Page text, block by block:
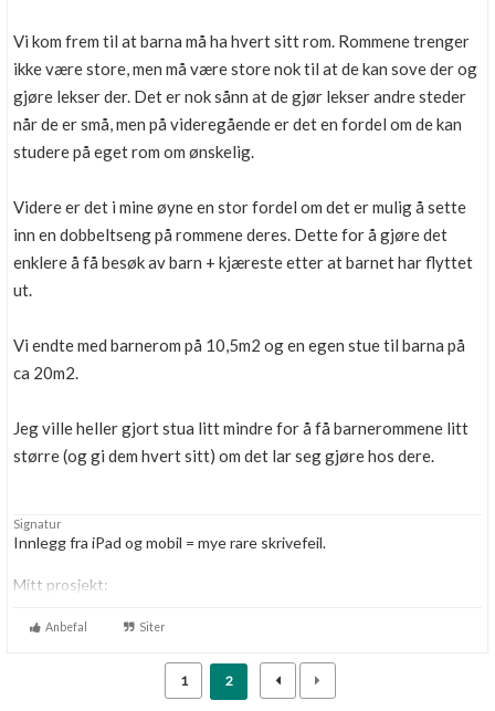
Vi kom frem til at barna må ha hvert sitt rom. Rommene trenger
ikke være store, men må være store nok til at de kan sove der og
gjøre lekser der. Det er nok sånn at de gjør lekser andre steder
når de er små, men på videregående er det en fordel om de kan
studere på eget rom om ønskelig.
Videre er det i mine øyne en stor fordel om det er mulig å sette
inn en dobbeltseng på rommene deres. Dette for å gjøre det
enklere å få besøk av barn + kjæreste etter at barnet har flyttet
ut.
Vi endte med barnerom på 10,5m2 og en egen stue til barna på
ca 20m2.
Jeg ville heller gjort stua litt mindre for å få barnerommene litt
større (og gi dem hvert sitt) om det lar seg gjøre hos dere.
Signatur
Innlegg fra iPad og mobil = mye rare skrivefeil.
Mitt prosjekt:
Anbefal Siter
1 2